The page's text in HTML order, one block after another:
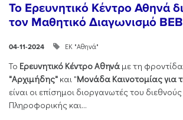
Το Ερευνητικό Κέντρο Αθηνά
τον Μαθητικό Διαγωνισμό
04-11-2024 ΕΚ "Αθηνά"
Το Ερευνητικό Κέντρο Αθηνά με τη
"Αρχιμήδης" και "Μονάδα Καινοτομίας για
είναι οι επίσημοι διοργανωτές του
Πληροφορικής και...